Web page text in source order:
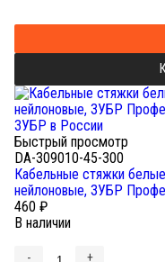
Быстрый просмотр
DA-309010-45-300
Кабельные стяжки
нейлоновые, ЗУБР
460 ₽
В наличии
- +